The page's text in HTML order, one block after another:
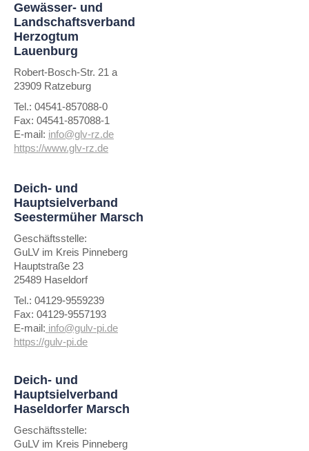
Gewässer- und
Landschaftsverband
Herzogtum
Lauenburg
Robert-Bosch-Str. 21 a
23909 Ratzeburg
Tel.: 04541-857088-0
Fax: 04541-857088-1
E-mail: info@glv-rz.de
https://www.glv-rz.de
Deich- und
Hauptsielverband
Seestermüher Marsch
Geschäftsstelle:
GuLV im Kreis Pinneberg
Hauptstraße 23
25489 Haseldorf
Tel.: 04129-9559239
Fax: 04129-9557193
E-mail: info@gulv-pi.de
https://gulv-pi.de
Deich- und
Hauptsielverband
Haseldorfer Marsch
Geschäftsstelle:
GuLV im Kreis Pinneberg